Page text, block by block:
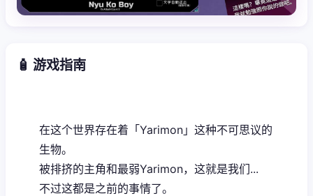
🧴 游戏指南
在这个世界存在着「Yarimon」这种不可思议的
生物。
被排挤的主角和最弱Yarimon，这就是我们...
不过这都是之前的事情了。